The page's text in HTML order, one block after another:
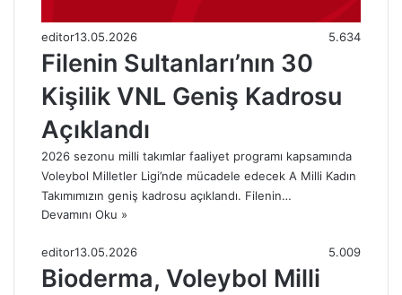
editor13.05.2026 5.634
Filenin Sultanları’nın 30
Kişilik VNL Geniş Kadrosu
Açıklandı
2026 sezonu milli takımlar faaliyet programı kapsamında
Voleybol Milletler Ligi’nde mücadele edecek A Milli Kadın
Takımımızın geniş kadrosu açıklandı. Filenin…
Devamını Oku »
editor13.05.2026 5.009
Bioderma, Voleybol Milli